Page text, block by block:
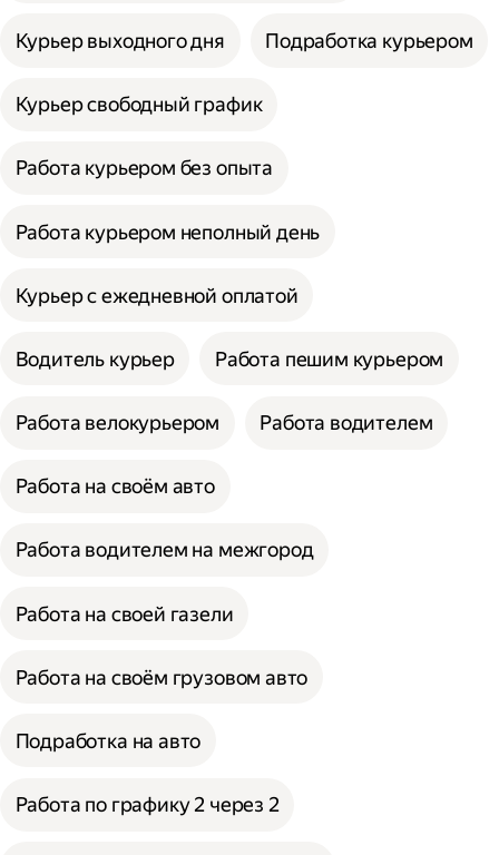
Курьер выходного дня Подработка курьером
Курьер свободный график
Работа курьером без опыта
Работа курьером неполный день
Курьер с ежедневной оплатой
Водитель курьер Работа пешим курьером
Работа велокурьером Работа водителем
Работа на своём авто
Работа водителем на межгород
Работа на своей газели
Работа на своём грузовом авто
Подработка на авто
Работа по графику 2 через 2